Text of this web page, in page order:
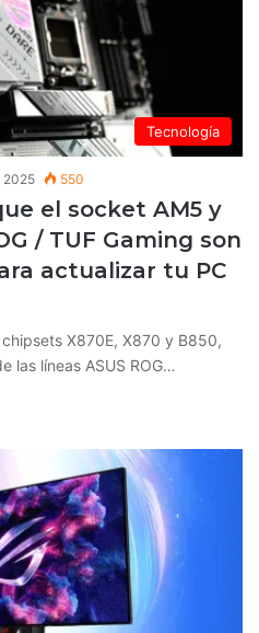
Tecnología
2025 550
el socket AM5 y
/ TUF Gaming son
actualizar tu PC
X870E, X870 y B850,
las líneas ASUS ROG…